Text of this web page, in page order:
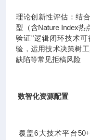
理论创新性评估：结
型（含Nature Index热
验证"逻辑闭环技术
验，运用技术决策树
缺陷等常见拒稿风险
数智化资源配置
覆盖6大技术平台